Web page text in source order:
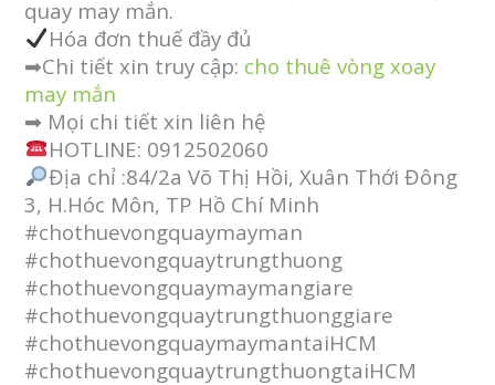
quay may mắn.
Hóa đơn thuế đầy đủ
➡Chi tiết xin truy cập: cho thuê vòng xoay
may mắn
➡ Mọi chi tiết xin liên hệ
HOTLINE: 0912502060
Địa chỉ :84/2a Võ Thị Hồi, Xuân Thới Đông
3, H.Hóc Môn, TP Hồ Chí Minh
#chothuevongquaymayman
#chothuevongquaytrungthuong
#chothuevongquaymaymangiare
#chothuevongquaytrungthuonggiare
#chothuevongquaymaymantaiHCM
#chothuevongquaytrungthuongtaiHCM